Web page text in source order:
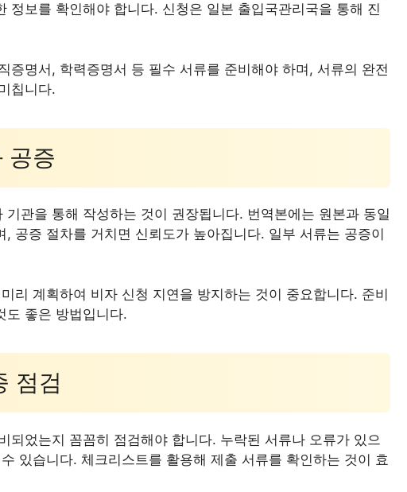
정보를 확인해야 합니다. 신청은 일본 출입국관리국을 통해 진
증명서, 학력증명서 등 필수 서류를 준비해야 하며, 서류의 완전
칩니다.
공증
관을 통해 작성하는 것이 권장됩니다. 번역본에는 원본과 동일
공증 절차를 거치면 신뢰도가 높아집니다. 일부 서류는 공증이
리 계획하여 비자 신청 지연을 방지하는 것이 중요합니다. 준비
도 좋은 방법입니다.
점검
되었는지 꼼꼼히 점검해야 합니다. 누락된 서류나 오류가 있으
있습니다. 체크리스트를 활용해 제출 서류를 확인하는 것이 효